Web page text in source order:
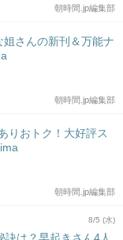
朝時間.jp編集部
姐さんの新刊＆万能ナ
朝時間.jp編集部
りおトク！大好評ス
朝時間.jp編集部
8/5 (水)
は？早起きさん4人